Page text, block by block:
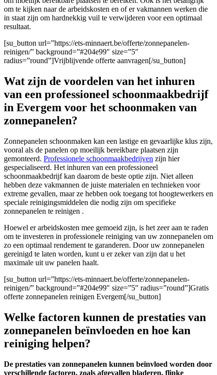
om te kijken naar de arbeidskosten en of er vakmannen werken die
in staat zijn om hardnekkig vuil te verwijderen voor een optimaal
resultaat.
[su_button url=”https://ets-minnaert.be/offerte/zonnepanelen-
reinigen/” background=”#204e99″ size=”5″
radius=”round”]Vrijblijvende offerte aanvragen[/su_button]
Wat zijn de voordelen van het inhuren
van een professioneel schoonmaakbedrijf
in Evergem voor het schoonmaken van
zonnepanelen?
Zonnepanelen schoonmaken kan een lastige en gevaarlijke klus zijn,
vooral als de panelen op moeilijk bereikbare plaatsen zijn
gemonteerd. Professionele schoonmaakbedrijven zijn hier
gespecialiseerd. Het inhuren van een professioneel
schoonmaakbedrijf kan daarom de beste optie zijn. Niet alleen
hebben deze vakmannen de juiste materialen en technieken voor
extreme gevallen, maar ze hebben ook toegang tot hoogtewerkers en
speciale reinigingsmiddelen die nodig zijn om specifieke
zonnepanelen te reinigen .
Hoewel er arbeidskosten mee gemoeid zijn, is het zeer aan te raden
om te investeren in professionele reiniging van uw zonnepanelen om
zo een optimaal rendement te garanderen. Door uw zonnepanelen
gereinigd te laten worden, kunt u er zeker van zijn dat u het
maximale uit uw panelen haalt.
[su_button url=”https://ets-minnaert.be/offerte/zonnepanelen-
reinigen/” background=”#204e99″ size=”5″ radius=”round”]Gratis
offerte zonnepanelen reinigen Evergem[/su_button]
Welke factoren kunnen de prestaties van
zonnepanelen beïnvloeden en hoe kan
reiniging helpen?
De prestaties van zonnepanelen kunnen beïnvloed worden door
verschillende factoren, zoals afgevallen bladeren, flinke